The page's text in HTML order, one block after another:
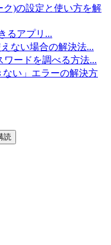
ク)の設定と使い方を解
るアプリ...
ない場合の解決法...
ワードを調べる方法...
ない」エラーの解決方